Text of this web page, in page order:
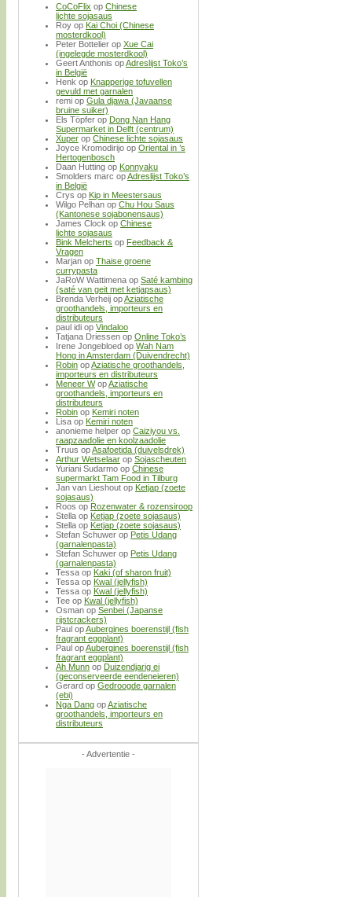
CoCoFlix op Chinese
lichte sojasaus
Roy op Kai Choi (Chinese
mosterdkool)
Peter Bottelier op Xue Cai
(ingelegde mosterdkool)
Geert Anthonis opAdreslijst Toko’s
in België
Henk op Knapperige tofuvellen
gevuld met garnalen
remi op Gula djawa (Javaanse
bruine suiker)
Els Töpfer op Dong Nan Hang
Supermarket in Delft (centrum)
Xuper op Chinese lichte sojasaus
Joyce Kromodirijo op Oriental in ’s
Hertogenbosch
Daan Hutting op Konnyaku
Smolders marc opAdreslijst Toko’s
in België
Crys op Kip in Meestersaus
Wilgo Pelhan op Chu Hou Saus
(Kantonese sojabonensaus)
James Clock op Chinese
lichte sojasaus
Bink Melcherts op Feedback &
Vragen
Marjan op Thaise groene
currypasta
JaRoW Wattimena op Saté kambing
(saté van geit met ketjapsaus)
Brenda Verheij opAziatische
groothandels, importeurs en
distributeurs
paul idi op Vindaloo
Tatjana Driessen op Online Toko’s
Irene Jongebloed op Wah Nam
Hong in Amsterdam (Duivendrecht)
Robin opAziatische groothandels,
importeurs en distributeurs
Meneer WopAziatische
groothandels, importeurs en
distributeurs
Robin op Kemiri noten
Lisa op Kemiri noten
anonieme helper op Caiziyou vs.
raapzaadolie en koolzaadolie
Truus opAsafoetida (duivelsdrek)
Arthur Wetselaar op Sojascheuten
Yuriani Sudarmo op Chinese
supermarkt Tam Food in Tilburg
Jan van Lieshout op Ketjap (zoete
sojasaus)
Roos op Rozenwater & rozensiroop
Stella op Ketjap (zoete sojasaus)
Stella op Ketjap (zoete sojasaus)
Stefan Schuwer op Petis Udang
(garnalenpasta)
Stefan Schuwer op Petis Udang
(garnalenpasta)
Tessa op Kaki (of sharon fruit)
Tessa op Kwal (jellyfish)
Tessa op Kwal (jellyfish)
Tee op Kwal (jellyfish)
Osman op Senbei (Japanse
rijstcrackers)
Paul opAubergines boerenstijl (fish
fragrant eggplant)
Paul opAubergines boerenstijl (fish
fragrant eggplant)
Ah Munn op Duizendjarig ei
(geconserveerde eendeneieren)
Gerard op Gedroogde garnalen
(ebi)
Nga Dang opAziatische
groothandels, importeurs en
distributeurs
- Advertentie -